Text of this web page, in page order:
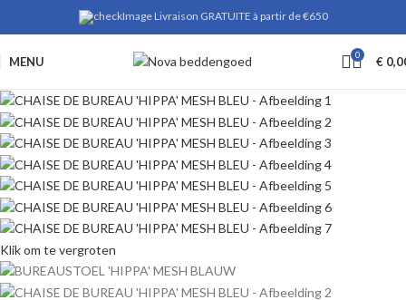
Livraison GRATUITE à partir de €650
MENU 0 €
Klik om te vergroten